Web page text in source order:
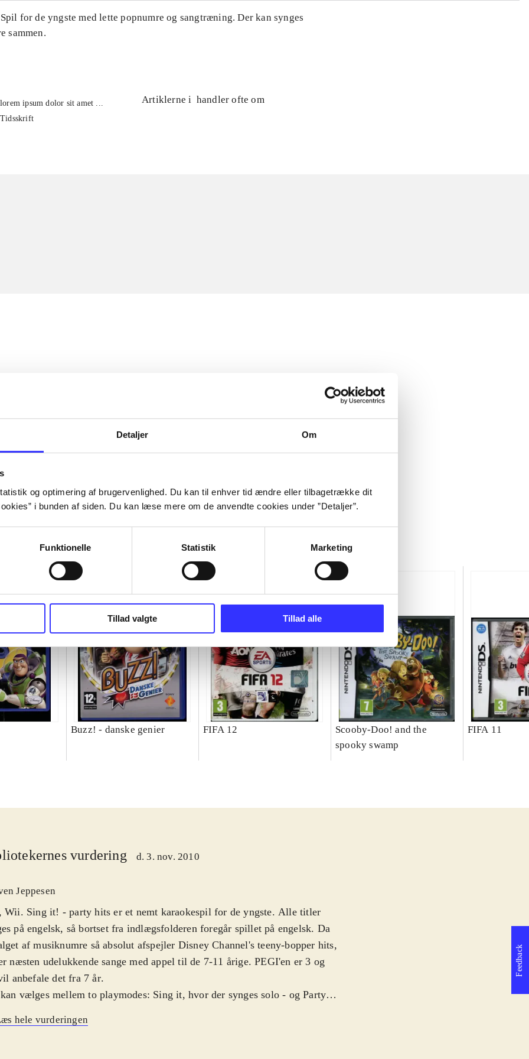
Detaljer Om
og optimering af brugervenlighed. Du kan til enhver tid ændre eller tilbagetrække dit
i bunden af siden. Du kan læse mere om de anvendte cookies under ”Detaljer”.
Funktionelle Statistik Marketing
Tillad valgte Tillad alle
for de yngste med lette popnumre og sangtræning. Der kan synges
sammen.
lorem ipsum dolor sit amet ...
Tidsskrift
Artiklerne i handler ofte om
Buzz! - danske genier FIFA 12
Scooby-Doo! and the
spooky swamp
FIFA 11
vurdering d. 3. nov. 2010
Jeppesen
Wii. Sing it! - party hits er et nemt karaokespil for de yngste. Alle titler
på engelsk, så bortset fra indlægsfolderen foregår spillet på engelsk. Da
af musiknumre så absolut afspejler Disney Channel's teeny-bopper hits,
næsten udelukkende sange med appel til de 7-11 årige. PEGI'en er 3 og
anbefale det fra 7 år.
vælges mellem to playmodes: Sing it, hvor der synges solo - og Party
til otte sammen eller mod hinanden. 30 numre er tilgængelige, og der
hele vurderingen
Feedback